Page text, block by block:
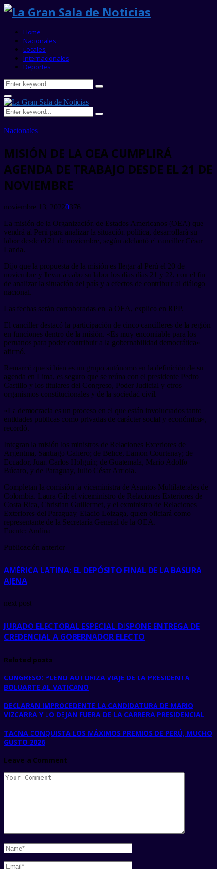
Home
Nacionales
Locales
Internacionales
Deportes
Search
for:
Search
Primary
Menu
Search
for:
Search
Nacionales
MISIÓN DE LA OEA CUMPLIRÁ
AGENDA DE TRABAJO DESDE EL 21 DE
NOVIEMBRE
noviembre 13, 20220376
La misión de la Organización de Estados Americanos (OEA) que
vendrá al Perú para analizar la situación política, desarrollará su
labor desde el 21 de noviembre, según adelantó el canciller César
Landa.
Dijo que la propuesta de la misión es llegar al Perú el 20 de
noviembre y llevar a cabo su labor los días días 21 y 22, con el fin
de analizar la situación del país y a efectos de contribuir al diálogo
nacional.
Las fechas serán corroboradas en la OEA, explicó en RPP.
El canciller destacó la participación de cinco cancilleres de la región
en funciones dentro de la misión. «Es muy encomiable para los
peruanos para poder contribuir a la gobernabilidad democrática»,
afirmó.
Remarcó que si bien es un grupo autónomo en la definición de su
agenda en Lima, es seguro que se reúna con el presidente Pedro
Castillo y los titulares del Congreso, Poder Judicial y otros
organismos constitucionales y de la sociedad civil.
«La democracia es un proceso en el que están involucrados tanto
entidades publicas como privadas de carácter social y económica»,
recordó.
Integran la misión los ministros de Relaciones Exteriores de
Argentina, Santiago Cafiero; de Belice, Eamon Courtenay; de
Ecuador, Juan Carlos Holguín; de Guatemala, Mario Adolfo
Búcaro, y de Paraguay, Julio César Arriola.
Completan la comisión la viceministra de Asuntos Multilaterales de
Colombia, Laura Gil; el viceministro de Relaciones Exteriores de
Costa Rica, Christian Guillermet, y el exministro de Relaciones
Exteriores del Paraguay, Eladio Loizaga, quien oficiará como
representante de la Secretaría General de la OEA.
Fuente: Andina
Publicación anterior
AMÉRICA LATINA: EL DEPÓSITO FINAL DE LA BASURA
AJENA
next post
JURADO ELECTORAL ESPECIAL DISPONE ENTREGA DE
CREDENCIAL A GOBERNADOR ELECTO
Related posts
CONGRESO: PLENO AUTORIZA VIAJE DE LA PRESIDENTA
BOLUARTE AL VATICANO
DECLARAN IMPROCEDENTE LA CANDIDATURA DE MARIO
VIZCARRA Y LO DEJAN FUERA DE LA CARRERA PRESIDENCIAL
TACNA CONQUISTA LOS MÁXIMOS PREMIOS DE PERÚ, MUCHO
GUSTO 2026
Leave a Comment